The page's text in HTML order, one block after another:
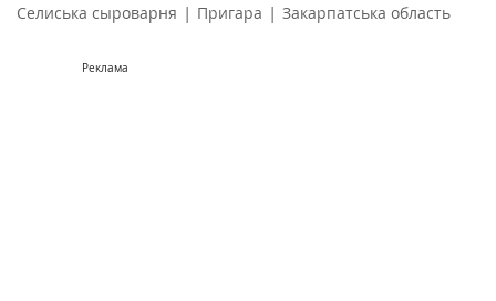
Селиська сыроварня | Пригара | Закарпатська область
Реклама